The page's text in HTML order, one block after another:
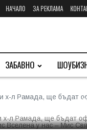
НАЧАЛО ЗА РЕКЛАМА
ЗАБАВНО
л Рамада, ще бъдат
у нас –